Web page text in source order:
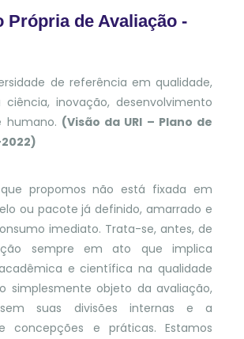
Própria de Avaliação -
de referência em qualidade,
inovação, desenvolvimento
humano. (Visão da URI – Plano de
propomos não está fixada em
ou pacote já definido, amarrado e
imediato. Trata-se, antes, de
sempre em ato que implica
e científica na qualidade
simplesmente objeto da avaliação,
suas divisões internas e a
concepções e práticas. Estamos